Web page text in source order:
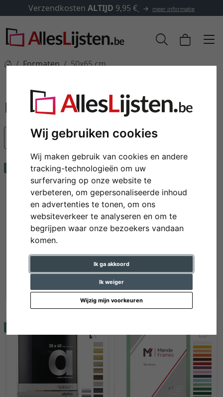
Wij gebruiken cookies
Wij maken gebruik van cookies en andere
tracking-technologieën om uw
surfervaring op onze website te
verbeteren, om gepersonaliseerde inhoud
en advertenties te tonen, om ons
websiteverkeer te analyseren en om te
begrijpen waar onze bezoekers vandaan
komen.
Ik ga akkoord
Ik weiger
Wijzig mijn voorkeuren
VerzendkostenALTIJD9,95 € meer informatie
Formaten 50x65 cm
Populariteit
Aluminum kader Econ hoekig
vanaf 47,90 € *
Kunststof kader ART
vanaf 37,70 € *
Tip